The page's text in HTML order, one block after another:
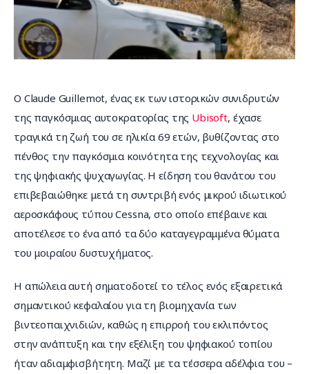
Επικοινωνία
Ο Claude Guillemot, ένας εκ των ιστορικών συνιδρυτών
της παγκόσμιας αυτοκρατορίας της Ubisoft, έχασε
τραγικά τη ζωή του σε ηλικία 69 ετών, βυθίζοντας στο
πένθος την παγκόσμια κοινότητα της τεχνολογίας και
της ψηφιακής ψυχαγωγίας. Η είδηση του θανάτου του
επιβεβαιώθηκε μετά τη συντριβή ενός μικρού ιδιωτικού
αεροσκάφους τύπου Cessna, στο οποίο επέβαινε και
αποτέλεσε το ένα από τα δύο καταγεγραμμένα θύματα
του μοιραίου δυστυχήματος.
Η απώλεια αυτή σηματοδοτεί το τέλος ενός εξαιρετικά
σημαντικού κεφαλαίου για τη βιομηχανία των
βιντεοπαιχνιδιών, καθώς η επιρροή του εκλιπόντος
στην ανάπτυξη και την εξέλιξη του ψηφιακού τοπίου
ήταν αδιαμφισβήτητη. Μαζί με τα τέσσερα αδέλφια του –